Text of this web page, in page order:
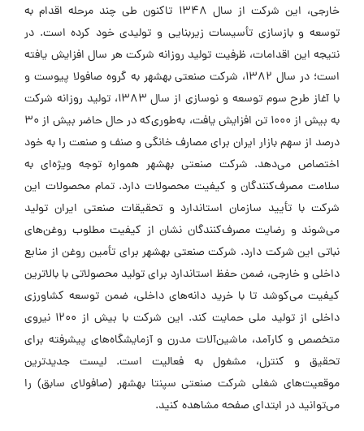
خارجی، این شرکت از سال 1348 تاکنون طی چند مرحله اقدام به
توسعه و بازسازی تأسیسات زیربنایی و تولیدی خود کرده است. در
نتیجه این اقدامات، ظرفیت تولید روزانه شرکت هر سال افزایش یافته
است؛ در سال 1382، شرکت صنعتی بهشهر به گروه صافولا پیوست و
با آغاز طرح سوم توسعه و نوسازی از سال 1383، تولید روزانه شرکت
به بیش از 1000 تن افزایش یافت، به‌طوری‌که در حال حاضر بیش از 30
درصد از سهم بازار ایران برای مصارف خانگی و صنف و صنعت را به خود
اختصاص می‌دهد. شرکت صنعتی بهشهر همواره توجه ویژه‌ای به
سلامت مصرف‌کنندگان و کیفیت محصولات دارد. تمام محصولات این
شرکت با تأیید سازمان استاندارد و تحقیقات صنعتی ایران تولید
می‌شوند و رضایت مصرف‌کنندگان نشان از کیفیت مطلوب روغن‌های
نباتی این شرکت دارد. شرکت صنعتی بهشهر برای تأمین روغن از منابع
داخلی و خارجی، ضمن حفظ استاندارد برای تولید محصولاتی با بالاترین
کیفیت می‌کوشد تا با خرید دانه‌های داخلی، ضمن توسعه کشاورزی
داخلی از تولید ملی حمایت کند. این شرکت با بیش از 1200 نیروی
متخصص و کارآمد، ماشین‌آلات مدرن و آزمایشگاه‌های پیشرفته برای
تحقیق و کنترل، مشغول به فعالیت است. لیست جدیدترین
موقعیت‌های شغلی شرکت صنعتی سپنتا بهشهر (صافولای سابق) را
می‌توانید در ابتدای صفحه مشاهده کنید.